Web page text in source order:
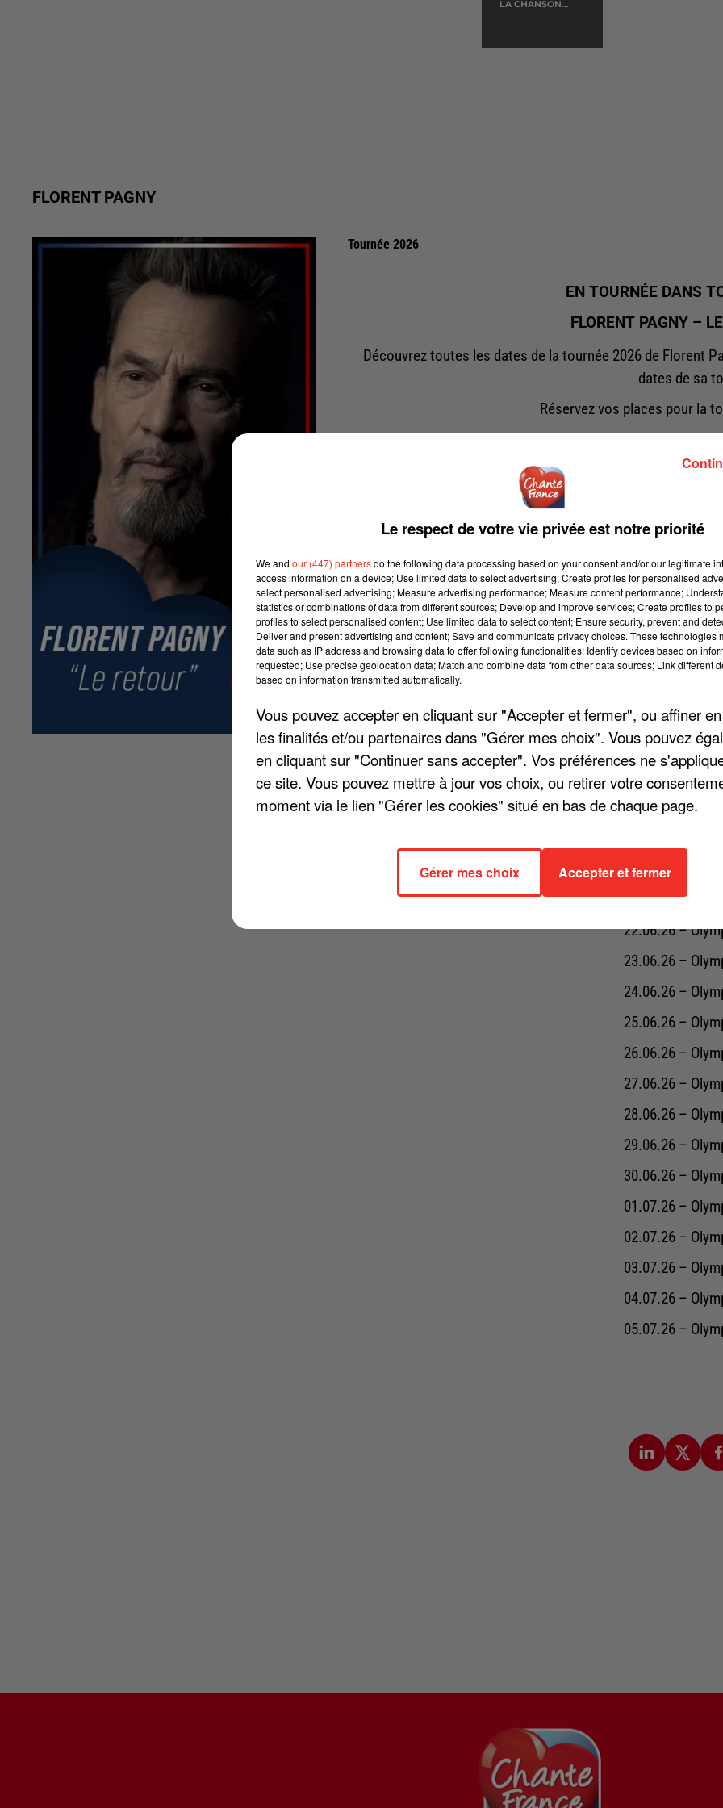
LA CHANSON
FLORENT PAGNY
Tournée 2026
EN TOURNÉE DANS
FLORENT PAGNY –
Découvrez toutes les dates de la tournée 2026 de Florent
dates de sa
Réservez vos places pour la
06.02.26 –
10.02.26 –
12.02.26 –
14.02.26 – Zénith
16.02.26 – Zénith
18.02.26 – Zénith
22.02.26 –
16.06.26 –
17.06.26 –
18.06.26 –
20.06.26 –
21.06.26 –
22.06.26 –
23.06.26 –
24.06.26 –
25.06.26 –
26.06.26 –
27.06.26 –
28.06.26 –
29.06.26 –
30.06.26 –
01.07.26 –
02.07.26 –
03.07.26 –
04.07.26 –
05.07.26 –
Le respect de votre vie privée est notre priorité
We and our (447) partnersdo the following data processing based on your consent and/or our legitimate
access information on a device; Use limited data to select advertising; Create profiles for personalised
select personalised advertising; Measure advertising performance; Measure content performance;
statistics or combinations of data from different sources; Develop and improve services; Create profiles to
profiles to select personalised content; Use limited data to select content; Ensure security, prevent and
Deliver and present advertising and content; Save and communicate privacy choices. These technologies
data such as IP address and browsing data to offer following functionalities: Identify devices based on
requested; Use precise geolocation data; Match and combine data from other data sources; Link different
based on information transmitted automatically.
Vous pouvez accepter en cliquant sur "Accepter et fermer", ou affiner
les finalités et/ou partenaires dans "Gérer mes choix". Vous pouvez
en cliquant sur "Continuer sans accepter". Vos préférences ne
ce site. Vous pouvez mettre à jour vos choix, ou retirer votre
moment via le lien "Gérer les cookies" situé en bas de chaque page.
Gérer mes choix Accepter et fermer